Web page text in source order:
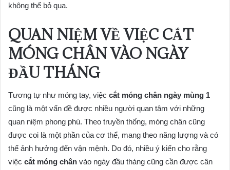
không thể bỏ qua.
QUAN NIỆM VỀ VIỆC CẮT
MÓNG CHÂN VÀO NGÀY
ĐẦU THÁNG
Tương tự như móng tay, việc cắt móng chân ngày mùng 1
cũng là một vấn đề được nhiều người quan tâm với những
quan niệm phong phú. Theo truyền thống, móng chân cũng
được coi là một phần của cơ thể, mang theo năng lượng và có
thể ảnh hưởng đến vận mệnh. Do đó, nhiều ý kiến cho rằng
việc cắt móng chân vào ngày đầu tháng cũng cần được cân